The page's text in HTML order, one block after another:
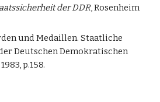
der DDR, Rosenheim
und Medaillen. Staatliche
Deutschen Demokratischen
p.158.